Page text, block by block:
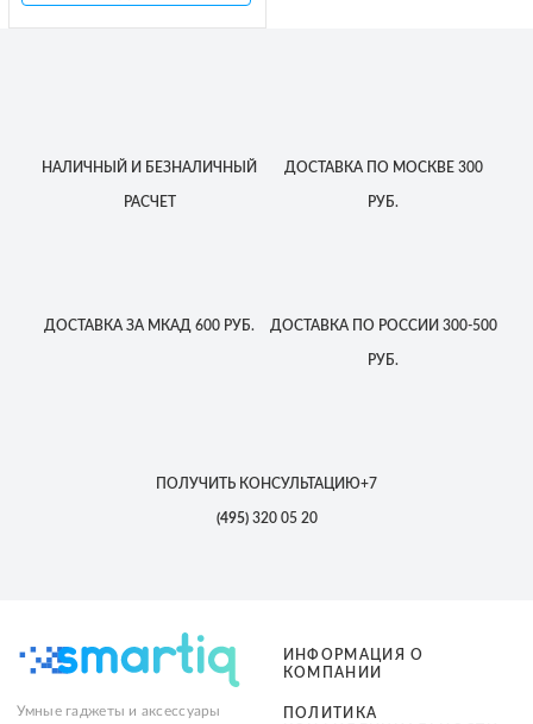
НАЛИЧНЫЙ И БЕЗНАЛИЧНЫЙ
РАСЧЕТ
ДОСТАВКАПО МОСКВЕ 300
РУБ.
ДОСТАВКА ЗА МКАД 600 РУБ. ДОСТАВКАПО РОССИИ 300-500
РУБ.
ПОЛУЧИТЬ КОНСУЛЬТАЦИЮ+7
(495)320 05 20
Умные гаджеты и аксессуары
ИНФОРМАЦИЯ О
КОМПАНИИ
ПОЛИТИКА